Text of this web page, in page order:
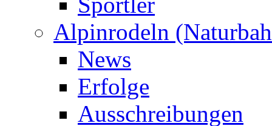
Alpinrodeln
News
Erfolge
Ausschreibungen